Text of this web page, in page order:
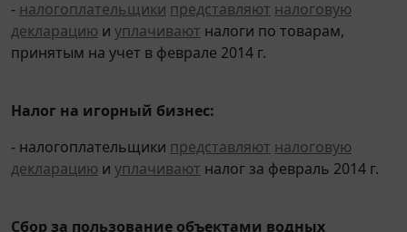
- налогоплательщики представляют налоговую
декларацию и уплачивают налоги по товарам,
принятым на учет в феврале 2014 г.
Налог на игорный бизнес:
- налогоплательщики представляют налоговую
декларацию и уплачивают налог за февраль 2014 г.
Сбор за пользование объектами водных